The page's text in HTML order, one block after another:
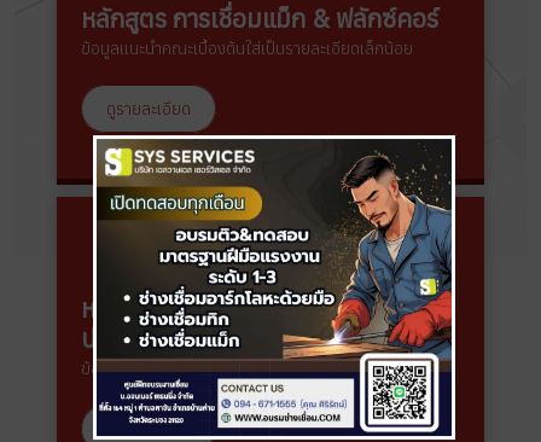
หลักสูตร การเชื่อมแม็ก & ฟลักซ์คอร์
ข้อมูลแนะนำคณะเบื้องต้นใส่เป็นรายละเอียดเล็กน้อย
ดูรายละเอียด
หลักสูตร เทคโนโลยีงานเชื่อมและ
ประกอบ
ข้อมูลแนะนำคณะเบื้องต้นใส่เป็นรายละเอียดเล็กน้อย
ดูรายละเอียด